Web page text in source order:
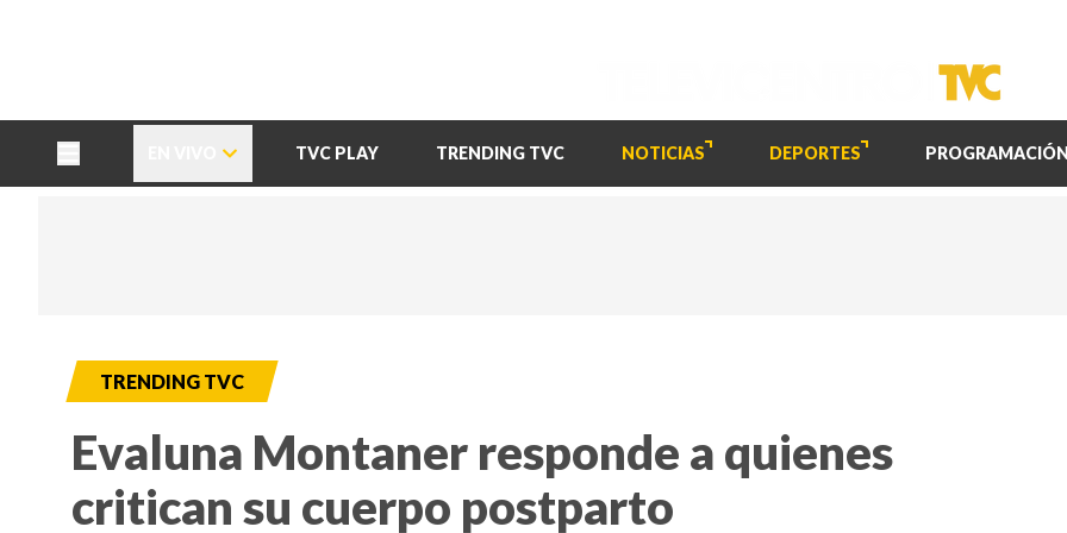
TVC PLAY TRENDING TVC NOTICIAS DEPORTES PROGRAMACIÓN
TRENDING TVC
Evaluna Montaner responde a quienes
critican su cuerpo postparto